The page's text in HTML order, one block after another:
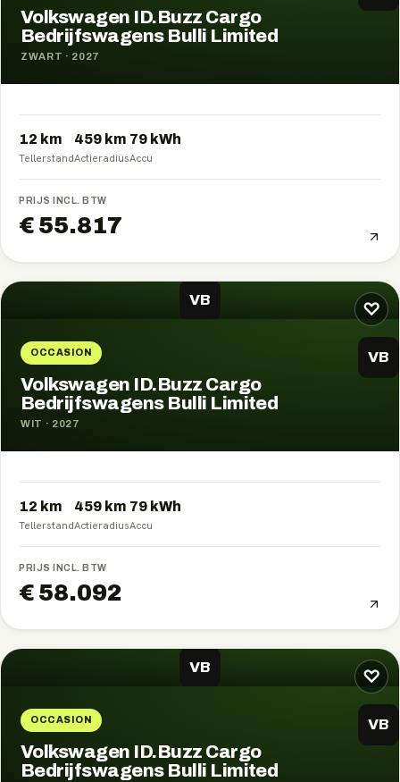
Volkswagen ID.Buzz Cargo
Bedrijfswagens Bulli Limited
ZWART · 2027
12 km
Tellerstand
459 km
Actieradius
79 kWh
Accu
PRIJS INCL. BTW
€ 55.817
♡
VB
OCCASION VB
Volkswagen ID.Buzz Cargo
Bedrijfswagens Bulli Limited
WIT · 2027
12 km
Tellerstand
459 km
Actieradius
79 kWh
Accu
PRIJS INCL. BTW
€ 58.092
♡
VB
OCCASION VB
Volkswagen ID.Buzz Cargo
Bedrijfswagens Bulli Limited